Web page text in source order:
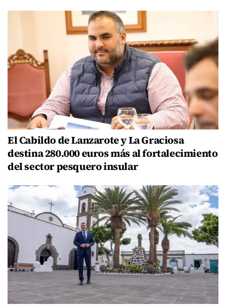
El Cabildo de Lanzarote y La Graciosa
destina 280.000 euros más al fortalecimiento
del sector pesquero insular